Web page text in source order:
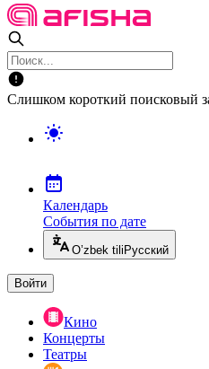
Слишком короткий поисковый
Календарь
События по дате
O’zbek tili Русский
Войти
Кино
Концерты
Театры